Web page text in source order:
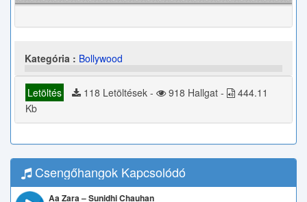
Kategória : Bollywood
Letöltés 118 Letöltések - 918 Hallgat -
444.11
Kb
Csengőhangok Kapcsolódó
Aa Zara – Sunidhi Chauhan